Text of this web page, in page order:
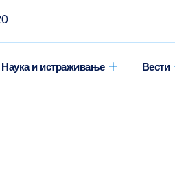
Наука и истраживање Вести